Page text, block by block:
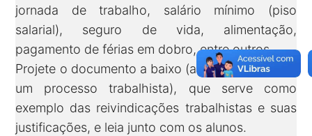
jornada de trabalho, salário mínimo (piso
salarial), seguro de vida, alimentação,
pagamento de férias em dobro, entre outros.
Projete o documento a baixo (ata de abertura de
um processo trabalhista), que serve como
exemplo das reivindicações trabalhistas e suas
justificações, e leia junto com os alunos.